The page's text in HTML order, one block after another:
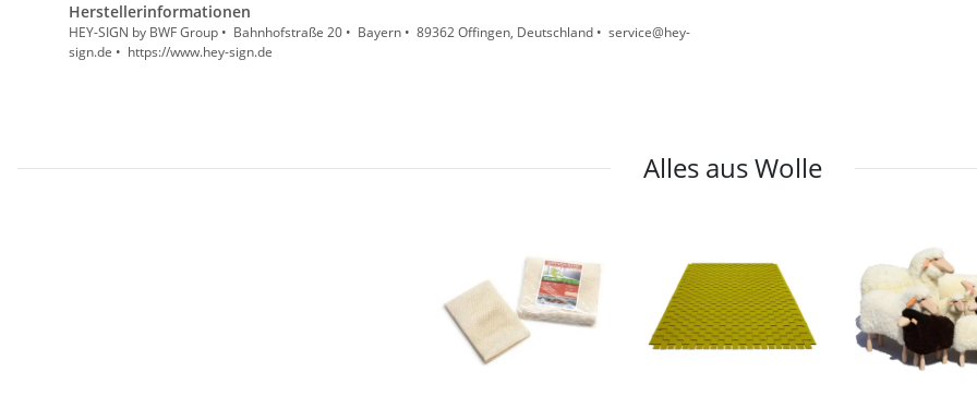
Herstellerinformationen
HEY-SIGN by BWF Group • Bahnhofstraße 20 • Bayern • 89362 Offingen, Deutschland • service@hey-
sign.de • https://www.hey-sign.de
Alles aus Wolle